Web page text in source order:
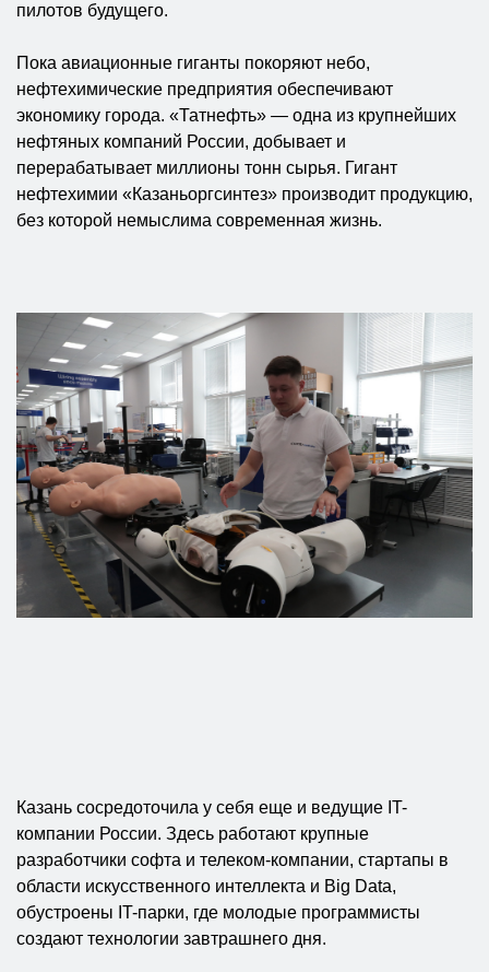
пилотов будущего.
Пока авиационные гиганты покоряют небо,
нефтехимические предприятия обеспечивают
экономику города. «Татнефть» — одна из крупнейших
нефтяных компаний России, добывает и
перерабатывает миллионы тонн сырья. Гигант
нефтехимии «Казаньоргсинтез» производит продукцию,
без которой немыслима современная жизнь.
Казань сосредоточила у себя еще и ведущие IT-
компании России. Здесь работают крупные
разработчики софта и телеком-компании, стартапы в
области искусственного интеллекта и Big Data,
обустроены IT-парки, где молодые программисты
создают технологии завтрашнего дня.